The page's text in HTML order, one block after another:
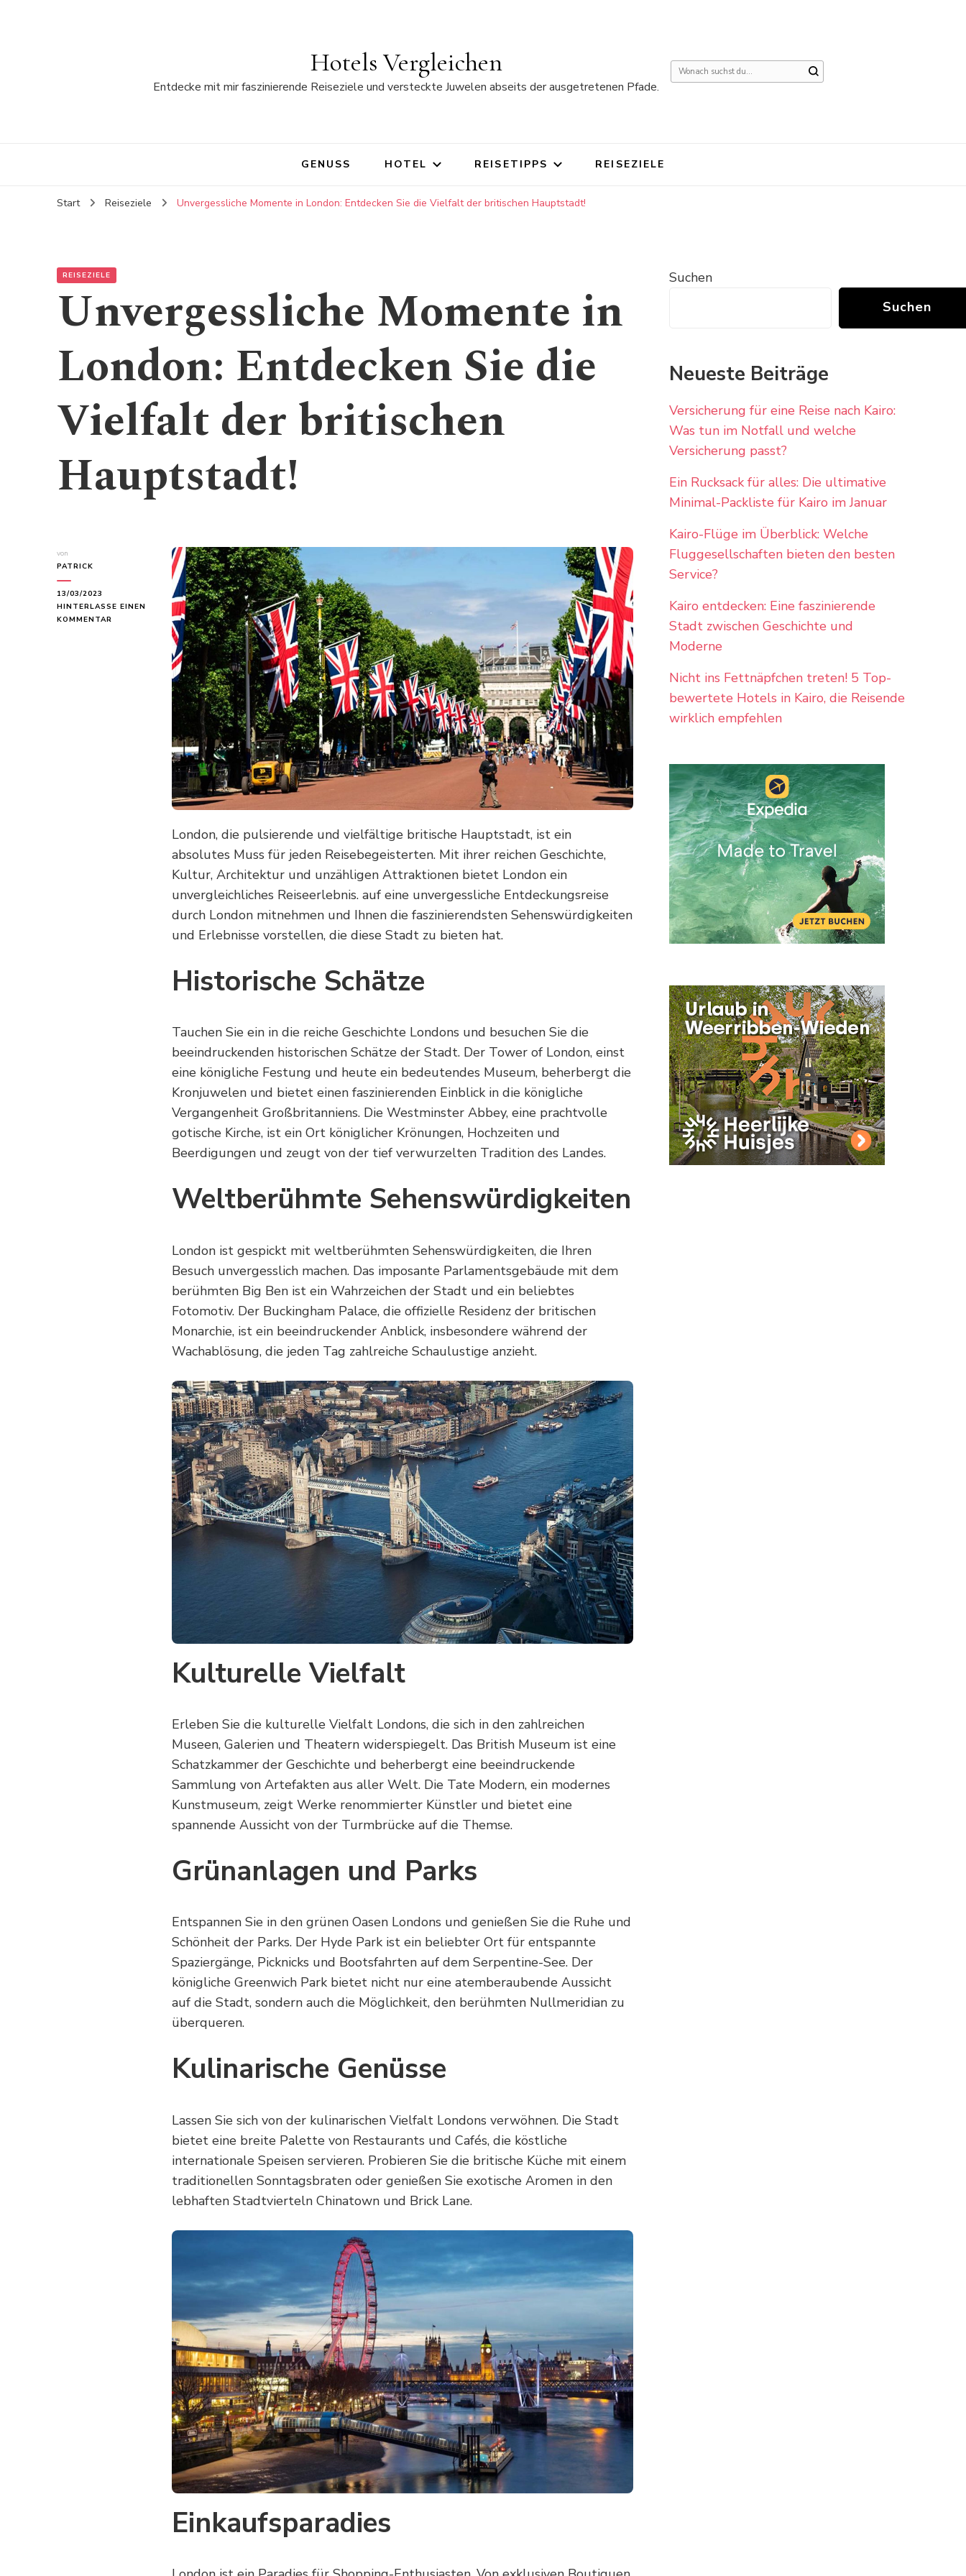
Hotels Vergleichen
Entdecke mit mir faszinierende Reiseziele und versteckte Juwelen abseits der ausgetretenen Pfade.
Suchst
GENUSS HOTEL REISETIPPS REISEZIELE
Start Reiseziele Unvergessliche Momente in London: Entdecken Sie die Vielfalt der britischen Hauptstadt!
REISEZIELE
Unvergessliche Momente in
London: Entdecken Sie die
Vielfalt der britischen
Hauptstadt!
von
PATRICK
13/03/2023
HINTERLASSE EINEN
KOMMENTAR
UNVERGESSLICHE
HAUPTSTADT!
London, die pulsierende und vielfältige britische Hauptstadt, ist ein
absolutes Muss für jeden Reisebegeisterten. Mit ihrer reichen Geschichte,
Kultur, Architektur und unzähligen Attraktionen bietet London ein
unvergleichliches Reiseerlebnis. auf eine unvergessliche Entdeckungsreise
durch London mitnehmen und Ihnen die faszinierendsten Sehenswürdigkeiten
und Erlebnisse vorstellen, die diese Stadt zu bieten hat.
Historische Schätze
Tauchen Sie ein in die reiche Geschichte Londons und besuchen Sie die
beeindruckenden historischen Schätze der Stadt. Der Tower of London, einst
eine königliche Festung und heute ein bedeutendes Museum, beherbergt die
Kronjuwelen und bietet einen faszinierenden Einblick in die königliche
Vergangenheit Großbritanniens. Die Westminster Abbey, eine prachtvolle
gotische Kirche, ist ein Ort königlicher Krönungen, Hochzeiten und
Beerdigungen und zeugt von der tief verwurzelten Tradition des Landes.
Weltberühmte Sehenswürdigkeiten
London ist gespickt mit weltberühmten Sehenswürdigkeiten, die Ihren
Besuch unvergesslich machen. Das imposante Parlamentsgebäude mit dem
berühmten Big Ben ist ein Wahrzeichen der Stadt und ein beliebtes
Fotomotiv. Der Buckingham Palace, die offizielle Residenz der britischen
Monarchie, ist ein beeindruckender Anblick, insbesondere während der
Wachablösung, die jeden Tag zahlreiche Schaulustige anzieht.
Kulturelle Vielfalt
Erleben Sie die kulturelle Vielfalt Londons, die sich in den zahlreichen
Museen, Galerien und Theatern widerspiegelt. Das British Museum ist eine
Schatzkammer der Geschichte und beherbergt eine beeindruckende
Sammlung von Artefakten aus aller Welt. Die Tate Modern, ein modernes
Kunstmuseum, zeigt Werke renommierter Künstler und bietet eine
spannende Aussicht von der Turmbrücke auf die Themse.
Grünanlagen und Parks
Entspannen Sie in den grünen Oasen Londons und genießen Sie die Ruhe und
Schönheit der Parks. Der Hyde Park ist ein beliebter Ort für entspannte
Spaziergänge, Picknicks und Bootsfahrten auf dem Serpentine-See. Der
königliche Greenwich Park bietet nicht nur eine atemberaubende Aussicht
auf die Stadt, sondern auch die Möglichkeit, den berühmten Nullmeridian zu
überqueren.
Kulinarische Genüsse
Lassen Sie sich von der kulinarischen Vielfalt Londons verwöhnen. Die Stadt
bietet eine breite Palette von Restaurants und Cafés, die köstliche
internationale Speisen servieren. Probieren Sie die britische Küche mit einem
traditionellen Sonntagsbraten oder genießen Sie exotische Aromen in den
lebhaften Stadtvierteln Chinatown und Brick Lane.
Einkaufsparadies
Suchen
Suchen
Neueste Beiträge
Versicherung für eine Reise nach Kairo:
Was tun im Notfall und welche
Versicherung passt?
Ein Rucksack für alles: Die ultimative
Minimal-Packliste für Kairo im Januar
Kairo-Flüge im Überblick: Welche
Fluggesellschaften bieten den besten
Service?
Kairo entdecken: Eine faszinierende
Stadt zwischen Geschichte und
Moderne
Nicht ins Fettnäpfchen treten! 5 Top-
bewertete Hotels in Kairo, die Reisende
wirklich empfehlen